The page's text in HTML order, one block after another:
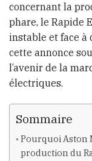
concernant la
phare, le Rapide
instable et face à
cette annonce
l’avenir de la
électriques.
Sommaire
Pourquoi Aston
production du